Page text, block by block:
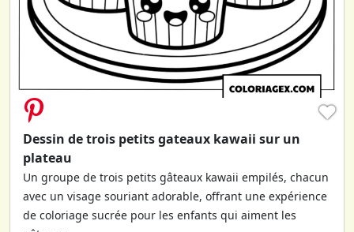
♥
Dessin de trois petits gateaux kawaii sur un
plateau
Un groupe de trois petits gâteaux kawaii empilés, chacun
avec un visage souriant adorable, offrant une expérience
de coloriage sucrée pour les enfants qui aiment les